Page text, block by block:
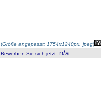
(Größe angepasst: 1754x1240px, jpeg)
Bewerben Sie sich jetzt: n/a